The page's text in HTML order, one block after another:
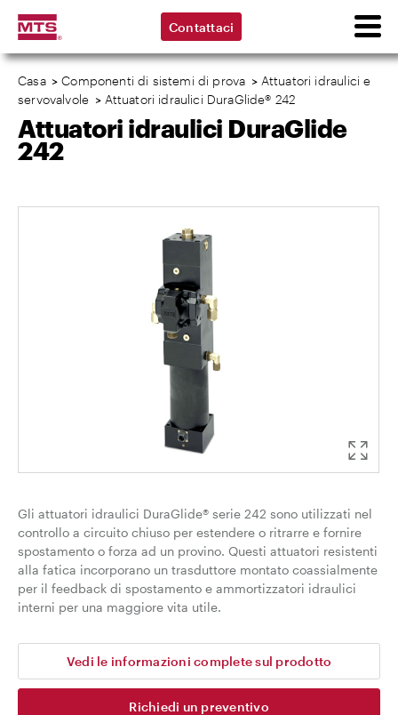
Contattaci
Casa >Componenti di sistemi di prova > Attuatori idraulici e
servovalvole > Attuatori idraulici DuraGlide® 242
Attuatori idraulici DuraGlide
242
Gli attuatori idraulici DuraGlide® serie 242 sono utilizzati nel
controllo a circuito chiuso per estendere o ritrarre e fornire
spostamento o forza ad un provino. Questi attuatori resistenti
alla fatica incorporano un trasduttore montato coassialmente
per il feedback di spostamento e ammortizzatori idraulici
interni per una maggiore vita utile.
Vedi le informazioni complete sul prodotto
Richiedi un preventivo